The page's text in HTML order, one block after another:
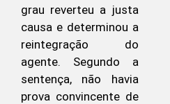
grau reverteu a justa
causa e determinou a
reintegração do
agente. Segundo a
sentença, não havia
prova convincente de